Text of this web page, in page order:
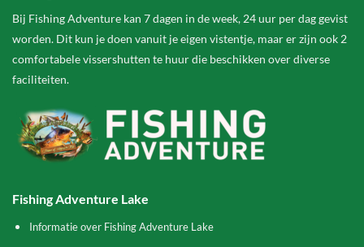
Bij Fishing Adventure kan 7 dagen in de week, 24 uur per dag gevist
worden. Dit kun je doen vanuit je eigen vistentje, maar er zijn ook 2
comfortabele vissershutten te huur die beschikken over diverse
faciliteiten.
Fishing Adventure Lake
Informatie over Fishing Adventure Lake